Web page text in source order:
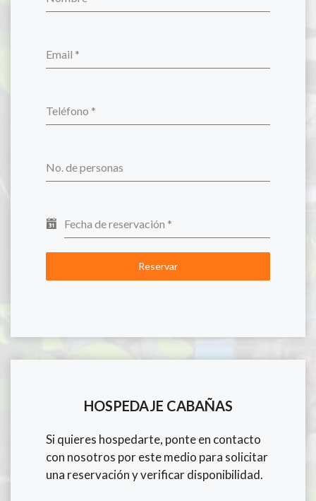
Email *
Teléfono *
No. de personas
Fecha de reservación *
Reservar
HOSPEDAJE CABAÑAS
Si quieres hospedarte, ponte en contacto
con nosotros por este medio para solicitar
una reservación y verificar disponibilidad.